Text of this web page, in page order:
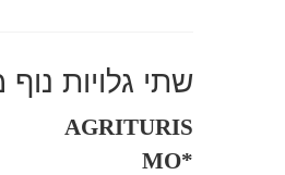
שתי גלויות
AGRITURIS
MO*